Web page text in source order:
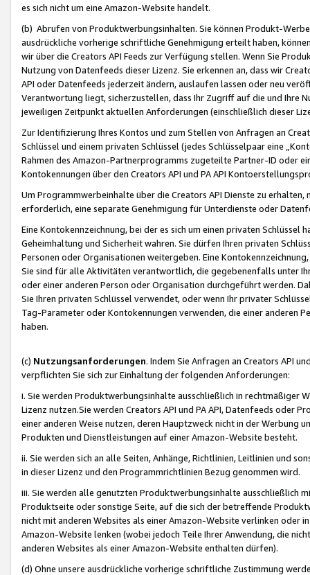
es sich nicht um eine Amazon-Website handelt.
(b) Abrufen von Produktwerbungsinhalten. Sie können Produkt-
ausdrückliche vorherige schriftliche Genehmigung erteilt haben,
wir über die Creators API Feeds zur Verfügung stellen. Wenn Sie
Nutzung von Datenfeeds dieser Lizenz. Sie erkennen an, dass wir
API oder Datenfeeds jederzeit ändern, auslaufen lassen oder neu
Verantwortung liegt, sicherzustellen, dass Ihr Zugriff auf die und Ihre
jeweiligen Zeitpunkt aktuellen Anforderungen (einschließlich dieser
Zur Identifizierung Ihres Kontos und zum Stellen von Anfragen an
Schlüssel und einem privaten Schlüssel (jedes Schlüsselpaar eine
Rahmen des Amazon-Partnerprogramms zugeteilte Partner-ID oder
Kontokennungen über den Creators API und PA API
Um Programmwerbeinhalte über die Creators API Dienste zu
erforderlich, eine separate Genehmigung für Unterdienste oder
Eine Kontokennzeichnung, bei der es sich um einen privaten
Geheimhaltung und Sicherheit wahren. Sie dürfen Ihren privaten
Personen oder Organisationen weitergeben. Eine
Sie sind für alle Aktivitäten verantwortlich, die gegebenenfalls unter
oder einer anderen Person oder Organisation durchgeführt werden.
Sie Ihren privaten Schlüssel verwendet, oder wenn Ihr privater
Tag-Parameter oder Kontokennungen verwenden, die einer anderen
haben.
(c) Nutzungsanforderungen. Indem Sie Anfragen an Creators API
verpflichten Sie sich zur Einhaltung der folgenden Anforderungen:
i. Sie werden Produktwerbungsinhalte ausschließlich in rechtmäßiger
Lizenz nutzen.Sie werden Creators API und PA API, Datenfeeds oder
einer anderen Weise nutzen, deren Hauptzweck nicht in der Werbung
Produkten und Dienstleistungen auf einer Amazon-Website besteht.
ii. Sie werden sich an alle Seiten, Anhänge, Richtlinien, Leitlinien und
in dieser Lizenz und den Programmrichtlinien Bezug genommen wird.
iii. Sie werden alle genutzten Produktwerbungsinhalte ausschließlich
Produktseite oder sonstige Seite, auf die sich der betreffende
nicht mit anderen Websites als einer Amazon-Website verlinken oder
Amazon-Website lenken (wobei jedoch Teile Ihrer Anwendung, die
anderen Websites als einer Amazon-Website enthalten dürfen).
(d) Ohne unsere ausdrückliche vorherige schriftliche Zustimmung